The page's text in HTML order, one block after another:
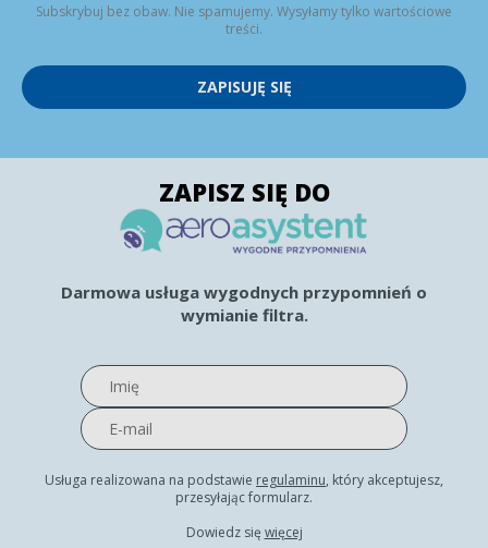
Subskrybuj bez obaw. Nie spamujemy. Wysyłamy tylko wartościowe
treści.
ZAPISUJĘ SIĘ
ZAPISZ SIĘ DO
Darmowa usługa wygodnych przypomnień o
wymianie filtra.
Usługa realizowana na podstawie regulaminu, który akceptujesz,
przesyłając formularz.
Dowiedz się więcej